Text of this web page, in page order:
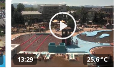
13:29 25,6 °C